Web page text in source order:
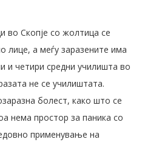
во Скопје со жолтица се
лице, а меѓу заразените има
и четири средни училишта во
не се училиштата.
болест, како што се
нема простор за паника со
применување на